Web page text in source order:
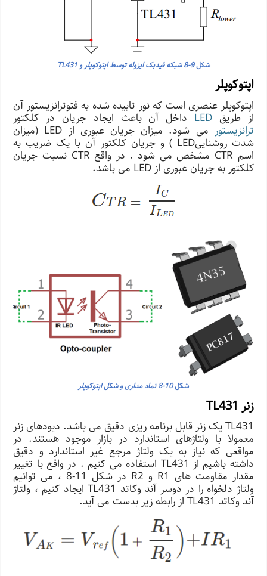
شکل9-8 شبکه فیدبک ایزوله توسط اپتوکوپلر و TL431
اپتوکوپلر
اپتوکوپلر عنصری است که نور تابیده شده به فتوترانزیستور آن
از طریق LED داخل آن باعث ایجاد جریان در کلکتور
ترانزیستور می شود. میزان جریان عبوری از LED (میزان
شدت روشناییLED ) و جریان کلکتور آن با یک ضریب به
اسم CTR مشخص می شود . در واقع CTR نسبت جریان
کلکتور به جریان عبوری از LED می باشد.
شکل10-8 نماد مداری و شکل اپتوکوپلر
زنر TL431
TL431 یک زنر قابل برنامه ریزی دقیق می باشد. دیودهای زنر
معمولا با ولتاژهای استاندارد در بازار موجود هستند. در
مواقعی که نیاز به یک ولتاژ مرجع غیر استاندارد و دقیق
داشته باشیم از TL431 استفاده می کنیم . در واقع با تغییر
مقدار مقاومت های R1 و R2 در شکل 11-8 ، می توانیم
ولتاژ دلخواه را در دوسر آند وکاتد TL431 ایجاد کنیم ، ولتاژ
آند وکاتد TL431 از رابطه زیر بدست می آید.